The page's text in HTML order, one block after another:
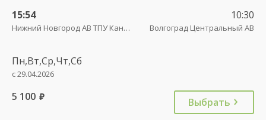
15:54
Нижний Новгород АВ ТПУ Канавинский
10:30
Волгоград Центральный АВ
Пн,Вт,Ср,Чт,Сб
с 29.04.2026
5 100 руб. Выбрать